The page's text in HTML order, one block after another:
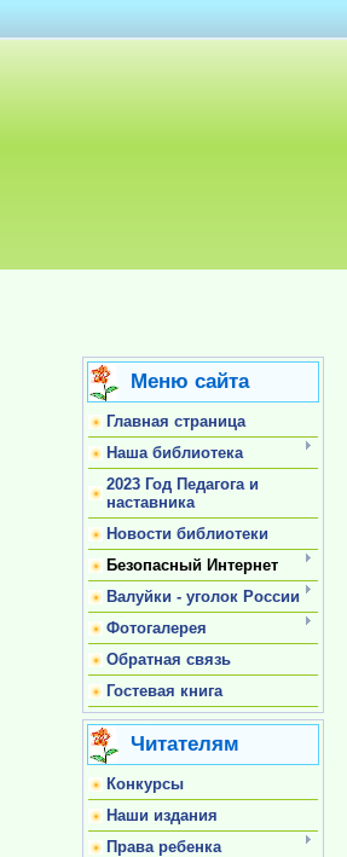
Меню сайта
Главная страница
Наша библиотека
2023 Год Педагога и
наставника
Новости библиотеки
Безопасный Интернет
Валуйки - уголок России
Фотогалерея
Обратная связь
Гостевая книга
Читателям
Конкурсы
Наши издания
Права ребенка